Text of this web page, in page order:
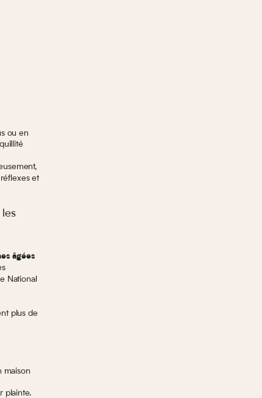
ou en
et
les
âgées
National
plus de
maison
plainte.